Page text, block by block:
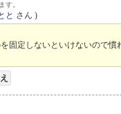
す。
と さん )
固定しないといけないので慣